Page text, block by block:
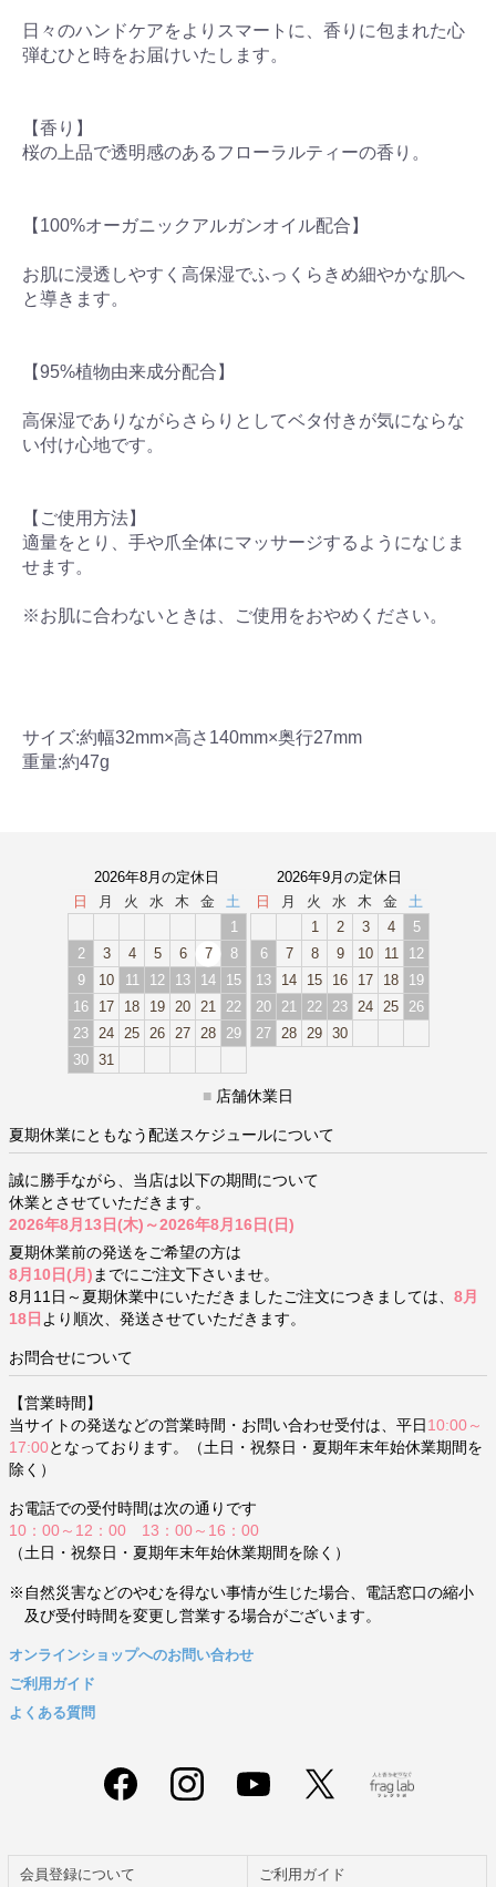
日々のハンドケアをよりスマートに、香りに包まれた心
弾むひと時をお届けいたします。
【香り】
桜の上品で透明感のあるフローラルティーの香り。
【100%オーガニックアルガンオイル配合】
お肌に浸透しやすく高保湿でふっくらきめ細やかな肌へ
と導きます。
【95%植物由来成分配合】
高保湿でありながらさらりとしてベタ付きが気にならな
い付け心地です。
【ご使用方法】
適量をとり、手や爪全体にマッサージするようになじま
せます。
※お肌に合わないときは、ご使用をおやめください。
サイズ:約幅32mm×高さ140mm×奥行27mm
重量:約47g
2026年8月の定休日
日
月 火 水 木 金
土
1
2
3 4 5 6 7
8
9
10 11 12 13 14
15
16
17 18 19 20 21
22
23 24 25 26 27 28
29
30 31
2026年9月の定休日
日
月 火 水 木 金
土
1
2 3 4
5
6
7 8 9 10 11
12
13
14 15 16 17 18
19
20
21 22 23 24 25
26
27 28 29 30
■ 店舗休業日
夏期休業にともなう配送スケジュールについて
誠に勝手ながら、当店は以下の期間について
休業とさせていただきます。
2026年8月13日(木)～2026年8月16日(日)
夏期休業前の発送をご希望の方は
8月10日(月) までにご注文下さいませ。
8月11日～夏期休業中にいただきましたご注文につきましては、 8月
18日 より順次、発送させていただきます。
お問合せについて
【営業時間】
当サイトの発送などの営業時間・お問い合わせ受付は、平日 10:00～
17:00となっております。（土日・祝祭日・夏期年末年始休業期間を
除く）
お電話での受付時間は次の通りです
10：00～12：00 13：00～16：00
（土日・祝祭日・夏期年末年始休業期間を除く）
※自然災害などのやむを得ない事情が生じた場合、電話窓口の縮小
及び受付時間を変更し営業する場合がございます。
オンラインショップへのお問い合わせ
ご利用ガイド
よくある質問
会員登録について ご利用ガイド